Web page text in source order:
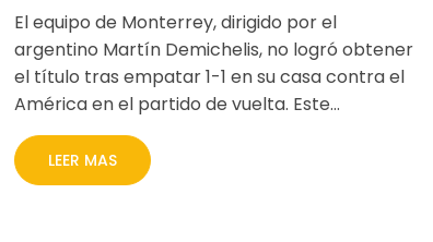
El equipo de Monterrey, dirigido por el
argentino Martín Demichelis, no logró obtener
el título tras empatar 1-1 en su casa contra el
América en el partido de vuelta. Este
resultado, junto con la derrota 2-1 del partido
de ida, llevó al América a ser el primer
tricampeón en la historia de los torneos
LEER MAS